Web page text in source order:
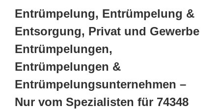
Entrümpelung, Entrümpelung &
Entsorgung, Privat und Gewerbe
Entrümpelungen,
Entrümpelungen &
Entrümpelungsunternehmen –
Nur vom Spezialisten für 74348